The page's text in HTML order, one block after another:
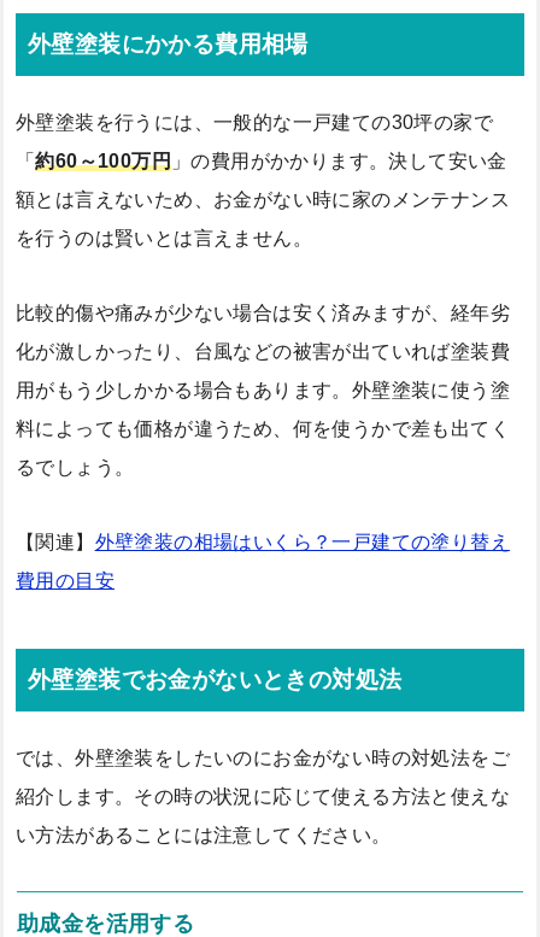
外壁塗装にかかる費用相場
外壁塗装を行うには、一般的な一戸建ての30坪の家で
「約60～100万円 」の費用がかかります。決して安い金
額とは言えないため、お金がない時に家のメンテナンス
を行うのは賢いとは言えません。
比較的傷や痛みが少ない場合は安く済みますが、経年劣
化が激しかったり、台風などの被害が出ていれば塗装費
用がもう少しかかる場合もあります。外壁塗装に使う塗
料によっても価格が違うため、何を使うかで差も出てく
るでしょう。
【関連】 外壁塗装の相場はいくら？一戸建ての塗り替え
費用の目安
外壁塗装でお金がないときの対処法
では、外壁塗装をしたいのにお金がない時の対処法をご
紹介します。その時の状況に応じて使える方法と使えな
い方法があることには注意してください。
助成金を活用する